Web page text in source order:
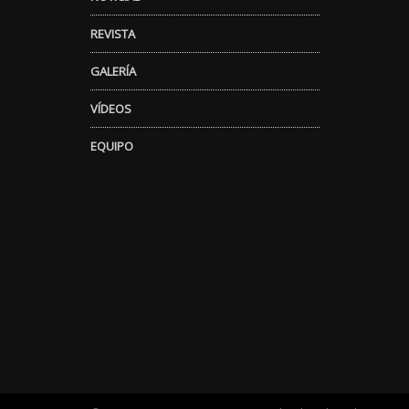
REVISTA
GALERÍA
VÍDEOS
EQUIPO